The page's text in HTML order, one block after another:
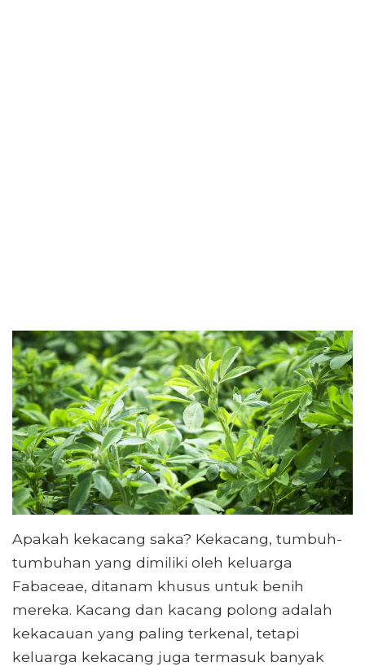
Apakah kekacang saka? Kekacang, tumbuh-
tumbuhan yang dimiliki oleh keluarga
Fabaceae, ditanam khusus untuk benih
mereka. Kacang dan kacang polong adalah
kekacauan yang paling terkenal, tetapi
keluarga kekacang juga termasuk banyak